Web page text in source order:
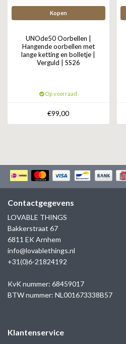
Kopen
UNOde50 Oorbellen |
Hangende oorbellen met
lange ketting en bolletje |
Verguld | SS26
Op voorraad
€99,00
Contactgegevens
LOVABLE THINGS
Bakkerstraat 67
6811 EK Arnhem
info@lovablethings.nl
+31(0)6-21824192
KvK nummer: 68459017
BTW nummer: NL001673338B57
Klantenservice